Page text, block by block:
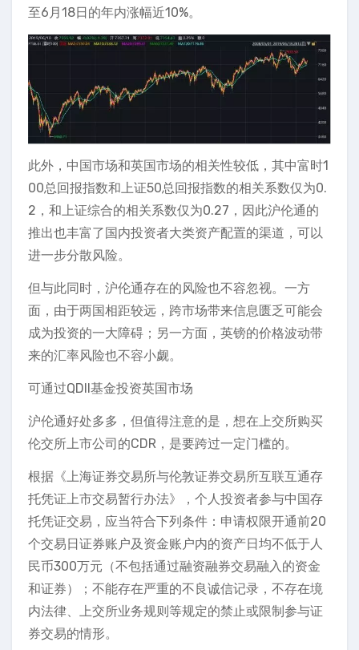
至6月18日的年内涨幅近10%。
此外，中国市场和英国市场的相关性较低，其中富时1
00总回报指数和上证50总回报指数的相关系数仅为0.
2，和上证综合的相关系数仅为0.27，因此沪伦通的
推出也丰富了国内投资者大类资产配置的渠道，可以
进一步分散风险。
但与此同时，沪伦通存在的风险也不容忽视。一方
面，由于两国相距较远，跨市场带来信息匮乏可能会
成为投资的一大障碍；另一方面，英镑的价格波动带
来的汇率风险也不容小觑。
可通过QDII基金投资英国市场
沪伦通好处多多，但值得注意的是，想在上交所购买
伦交所上市公司的CDR，是要跨过一定门槛的。
根据《上海证券交易所与伦敦证券交易所互联互通存
托凭证上市交易暂行办法》，个人投资者参与中国存
托凭证交易，应当符合下列条件：申请权限开通前20
个交易日证券账户及资金账户内的资产日均不低于人
民币300万元（不包括通过融资融券交易融入的资金
和证券）；不能存在严重的不良诚信记录，不存在境
内法律、上交所业务规则等规定的禁止或限制参与证
券交易的情形。